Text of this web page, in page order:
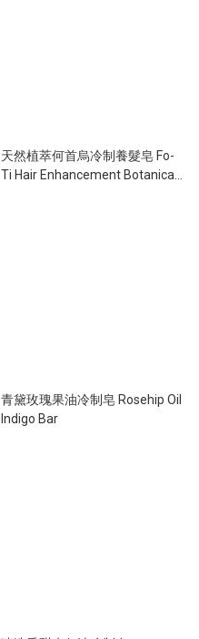
天然植萃何首烏冷制養髮皂 Fo-
Ti Hair Enhancement Botanical
青黛玫瑰果油冷制皂 Rosehip Oil
Indigo Bar